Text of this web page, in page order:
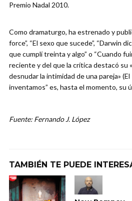
Premio Nadal 2010.
Como dramaturgo, ha estrenado y
force”, “El sexo que sucede”, “Darwin
que cumplí treinta y algo” o “Cuando
reciente y del que la crítica destacó su
desnudar la intimidad de una pareja» (El
inventamos” es, hasta el momento, su
Fuente: Fernando J. López
TAMBIÉN TE PUEDE